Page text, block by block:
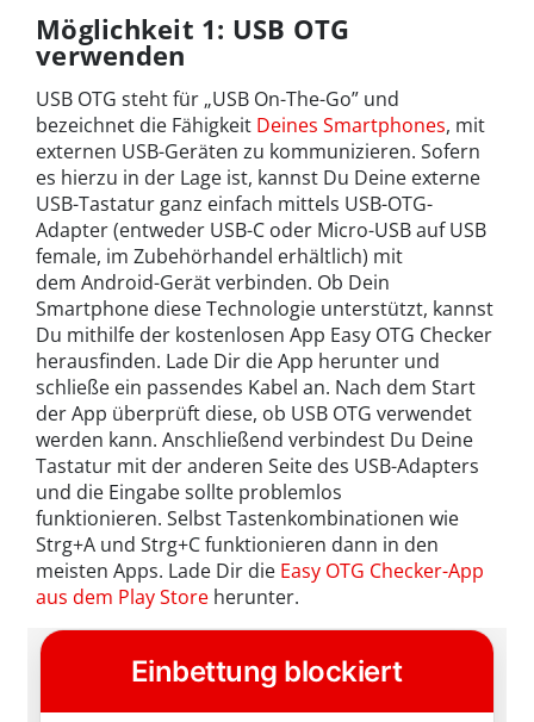
Möglichkeit 1: USB OTG
verwenden
USB OTG steht für „USB On-The-Go” und
bezeichnet die Fähigkeit Deines Smartphones, mit
externen USB-Geräten zu kommunizieren. Sofern
es hierzu in der Lage ist, kannst Du Deine externe
USB-Tastatur ganz einfach mittels USB-OTG-
Adapter (entweder USB-C oder Micro-USB auf USB
female, im Zubehörhandel erhältlich) mit
dem Android-Gerät verbinden. Ob Dein
Smartphone diese Technologie unterstützt, kannst
Du mithilfe der kostenlosen App Easy OTG Checker
herausfinden. Lade Dir die App herunter und
schließe ein passendes Kabel an. Nach dem Start
der App überprüft diese, ob USB OTG verwendet
werden kann. Anschließend verbindest Du Deine
Tastatur mit der anderen Seite des USB-Adapters
und die Eingabe sollte problemlos
funktionieren. Selbst Tastenkombinationen wie
Strg+A und Strg+C funktionieren dann in den
meisten Apps. Lade Dir die Easy OTG Checker-App
aus dem Play Store herunter.